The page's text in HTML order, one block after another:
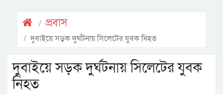
প্রবাস
দুবাইয়ে সড়ক দুর্ঘটনায় সিলেটের যুবক নিহত
দুবাইয়ে সড়ক দুর্ঘটনায় সিলেটের যুবক
নিহত